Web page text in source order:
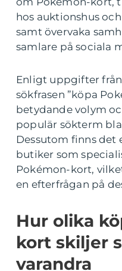
hos auktionshus
samt övervaka
samlare på sociala
Enligt uppgifter
sökfrasen ”köpa
betydande volym
populär sökterm
Dessutom finns det
butiker som
Pokémon-kort,
en efterfrågan på
Hur olika
kort skiljer
varandra